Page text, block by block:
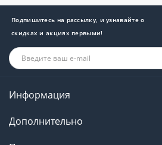
Подпишитесь на рассылку, и узнавайте о
скидках и акциях первыми!
Информация
Дополнительно